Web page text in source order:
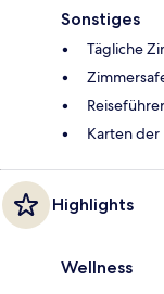
Sonstiges
Tägliche
Karten
Highlights
Wellness